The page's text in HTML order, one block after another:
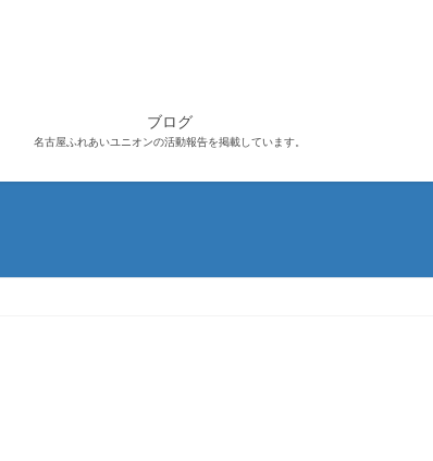
ブログ
名古屋ふれあいユニオンの活動報告を掲載しています。